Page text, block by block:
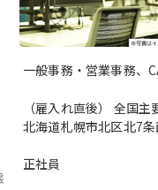
一般事務・営業事務、
（雇入れ直後） 全国
北海道札幌市北区北7
前北通1-10橋市盛岡ビ
正社員